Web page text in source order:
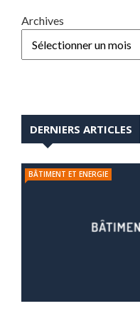
Archives
DERNIERS ARTICLES
BÂTIMENT ET ENERGIE